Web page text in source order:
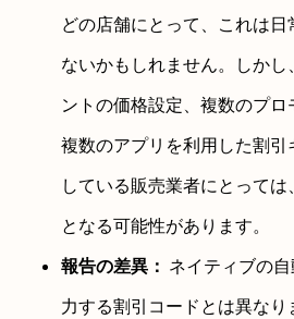
どの店舗にとって、これは
ないかもしれません。しかし
ントの価格設定、複数のプ
複数のアプリを利用した割
している販売業者にとって
となる可能性があります。
報告の差異： ネイティブの
力する割引コードとは異なり